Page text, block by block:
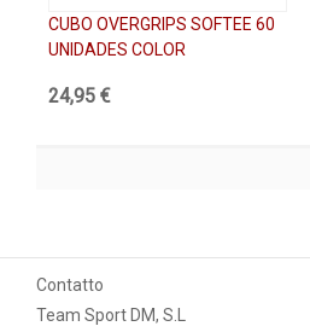
CUBO OVERGRIPS SOFTEE 60
UNIDADES COLOR
24,95 €
Contatto
Team Sport DM, S.L